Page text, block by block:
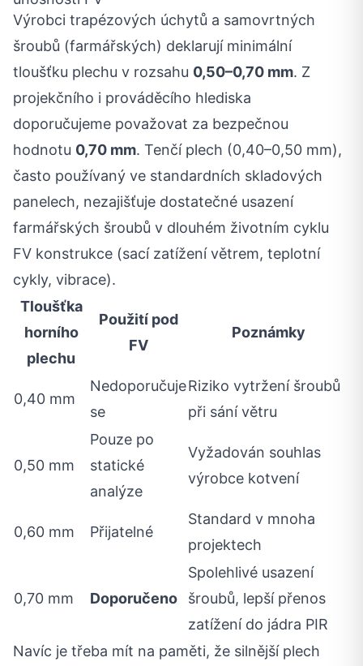
Výrobci trapézových úchytů a samovrtných
šroubů (farmářských) deklarují minimální
tloušťku plechu v rozsahu 0,50–0,70 mm. Z
projekčního i prováděcího hlediska
doporučujeme považovat za bezpečnou
hodnotu 0,70 mm. Tenčí plech (0,40–0,50 mm),
často používaný ve standardních skladových
panelech, nezajišťuje dostatečné usazení
farmářských šroubů v dlouhém životním cyklu
FV konstrukce (sací zatížení větrem, teplotní
cykly, vibrace).
Tloušťka
horního
plechu
Použití pod
FV
Poznámky
0,40 mm
Nedoporučuje
se
Riziko vytržení šroubů
při sání větru
0,50 mm
Pouze po
statické
analýze
Vyžadován souhlas
výrobce kotvení
0,60 mm Přijatelné
Standard v mnoha
projektech
0,70 mm Doporučeno
Spolehlivé usazení
šroubů, lepší přenos
zatížení do jádra PIR
Navíc je třeba mít na paměti, že silnější plech